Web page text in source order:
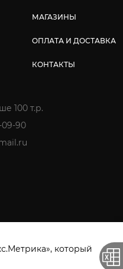
МАГАЗИНЫ
ОПЛАТА И ДОСТАВКА
КОНТАКТЫ
100 т.р.
09-90
который